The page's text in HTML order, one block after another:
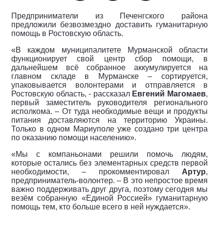
Предприниматели из Печенгского района
предложили безвозмездно доставить гуманитарную
помощь в Ростовскую область.
«В каждом муниципалитете Мурманской области
функционирует свой центр сбор помощи, в
дальнейшем всё собранное аккумулируется на
главном складе в Мурманске – сортируется,
упаковывается волонтерами и отправляется в
Ростовскую область, - рассказал Евгений Магомаев,
первый заместитель руководителя регионального
исполкома. – От туда необходимые вещи и продукты
питания доставляются на территорию Украины.
Только в одном Мариуполе уже создано три центра
по оказанию помощи населению».
«Мы с компаньонами решили помочь людям,
которые остались без элементарных средств первой
необходимости, – прокомментировал Артур,
предприниматель-волонтер. – В это непростое время
важно поддерживать друг друга, поэтому сегодня мы
везём собранную «Единой Россией» гуманитарную
помощь тем, кто больше всего в ней нуждается».